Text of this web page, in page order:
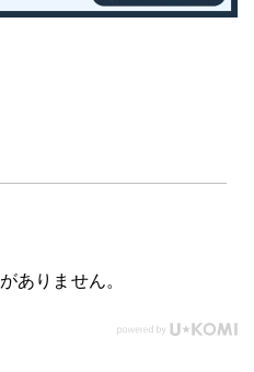
ありません。